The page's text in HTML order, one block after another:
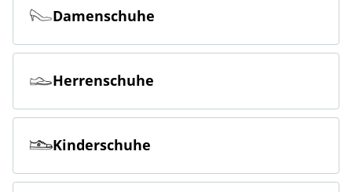
Damenschuhe
Herrenschuhe
Kinderschuhe